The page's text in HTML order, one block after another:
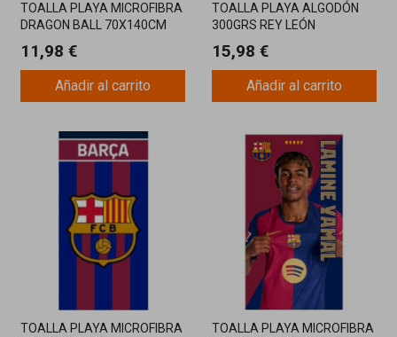
TOALLA PLAYA MICROFIBRA
DRAGON BALL 70X140CM
11,98 €
Añadir al carrito
TOALLA PLAYA ALGODÓN
300GRS REY LEÓN
15,98 €
Añadir al carrito
TOALLA PLAYA MICROFIBRA
TOALLA PLAYA MICROFIBRA